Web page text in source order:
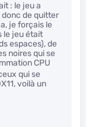
: le jeu a
donc de quitter
je forçais le
le jeu était
espaces), de
noires qui se
CPU
qui se
voilà un